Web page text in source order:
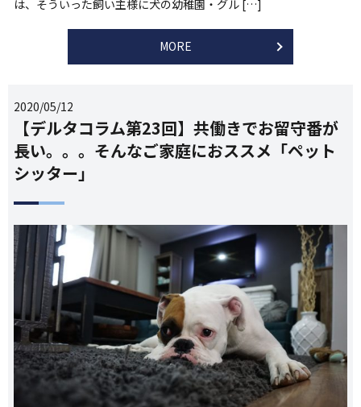
は、そういった飼い主様に犬の幼稚園・グル […]
MORE
2020/05/12
【デルタコラム第23回】共働きでお留守番が
長い。。。そんなご家庭におススメ「ペット
シッター」